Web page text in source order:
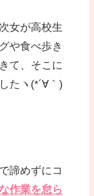
女が高校生
や食べ歩き
て、そこに
たヽ(*´∀｀)
諦めずにコ
作業を怠ら